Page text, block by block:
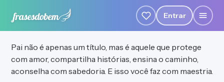
Entrar
Pai não é apenas um título, mas é aquele que protege
com amor, compartilha histórias, ensina o caminho,
aconselha com sabedoria. E isso você faz com maestria.